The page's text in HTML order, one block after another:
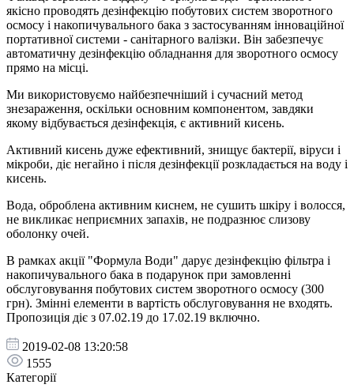
якісно проводять дезінфекцію побутових систем зворотного
осмосу і накопичувального бака з застосуванням інноваційної
портативної системи - санітарного валізки. Він забезпечує
автоматичну дезінфекцію обладнання для зворотного осмосу
прямо на місці.
Ми використовуємо найбезпечніший і сучасний метод
знезараження, оскільки основним компонентом, завдяки
якому відбувається дезінфекція, є активний кисень.
Активний кисень дуже ефективний, знищує бактерії, віруси і
мікроби, діє негайно і після дезінфекції розкладається на воду і
кисень.
Вода, оброблена активним киснем, не сушить шкіру і волосся,
не викликає неприємних запахів, не подразнює слизову
оболонку очей.
В рамках акції "Формула Води" дарує дезінфекцію фільтра і
накопичувального бака в подарунок при замовленні
обслуговування побутових систем зворотного осмосу (300
грн). Змінні елементи в вартість обслуговування не входять.
Пропозиція діє з 07.02.19 до 17.02.19 включно.
2019-02-08 13:20:58
1555
Категорії